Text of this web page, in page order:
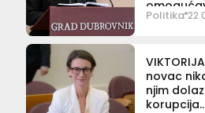
Politika
novac
njim